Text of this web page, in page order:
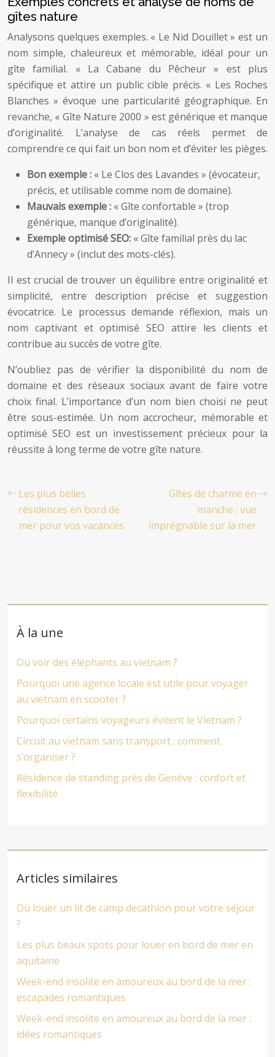
gîtes nature
Analysons quelques exemples. « Le Nid Douillet » est un
nom simple, chaleureux et mémorable, idéal pour un
gîte familial. « La Cabane du Pêcheur » est plus
spécifique et attire un public cible précis. « Les Roches
Blanches » évoque une particularité géographique. En
revanche, « Gîte Nature 2000 » est générique et manque
d’originalité. L’analyse de cas réels permet de
comprendre ce qui fait un bon nom et d’éviter les pièges.
Bon exemple : « Le Clos des Lavandes » (évocateur,
précis, et utilisable comme nom de domaine).
Mauvais exemple : « Gîte confortable » (trop
générique, manque d’originalité).
Exemple optimisé SEO: « Gîte familial près du lac
d’Annecy » (inclut des mots-clés).
Il est crucial de trouver un équilibre entre originalité et
simplicité, entre description précise et suggestion
évocatrice. Le processus demande réflexion, mais un
nom captivant et optimisé SEO attire les clients et
contribue au succès de votre gîte.
N’oubliez pas de vérifier la disponibilité du nom de
domaine et des réseaux sociaux avant de faire votre
choix final. L’importance d’un nom bien choisi ne peut
être sous-estimée. Un nom accrocheur, mémorable et
optimisé SEO est un investissement précieux pour la
réussite à long terme de votre gîte nature.
Les plus belles
résidences en bord de
mer pour vos vacances
Gîtes de charme en
manche : vue
imprégnable sur la mer
À la une
Où voir des éléphants au vietnam ?
Pourquoi une agence locale est utile pour voyager
au vietnam en scooter ?
Pourquoi certains voyageurs évitent le Vietnam ?
Circuit au vietnam sans transport : comment
s’organiser ?
Résidence de standing près de Genève : confort et
flexibilité
Articles similaires
Où louer un lit de camp decathlon pour votre séjour
?
Les plus beaux spots pour louer en bord de mer en
aquitaine
Week-end insolite en amoureux au bord de la mer :
escapades romantiques
Week-end insolite en amoureux au bord de la mer :
idées romantiques